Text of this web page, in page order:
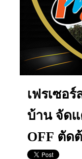
เฟรเซอ
บ้าน จัดแ
OFF ตัด